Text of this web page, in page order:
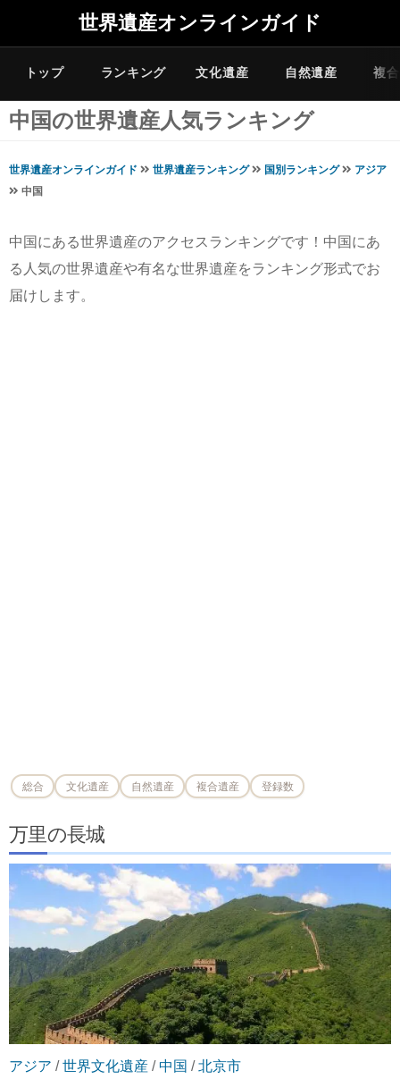
世界遺産オンラインガイド
トップ ランキング 文化遺産 自然遺産 複
中国の世界遺産人気ランキング
世界遺産オンラインガイド 世界遺産ランキング 国別ランキング
アジア
中国
中国にある世界遺産のアクセスランキングです！中国にあ
る人気の世界遺産や有名な世界遺産をランキング形式でお
届けします。
総合 文化遺産 自然遺産 複合遺産 登録数
万里の長城
アジア /世界文化遺産 /中国 /北京市